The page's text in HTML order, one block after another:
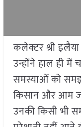
कलेक्टर श्री
उन्होंने हाल ही में
समस्याओं को
किसान और आम
उनकी किसी भी